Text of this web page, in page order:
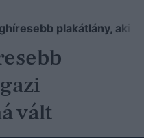
plakátlány, aki
vált